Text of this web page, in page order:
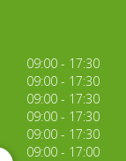
09:00 - 17:30
09:00 - 17:30
09:00 - 17:30
09:00 - 17:30
09:00 - 17:30
09:00 - 17:00